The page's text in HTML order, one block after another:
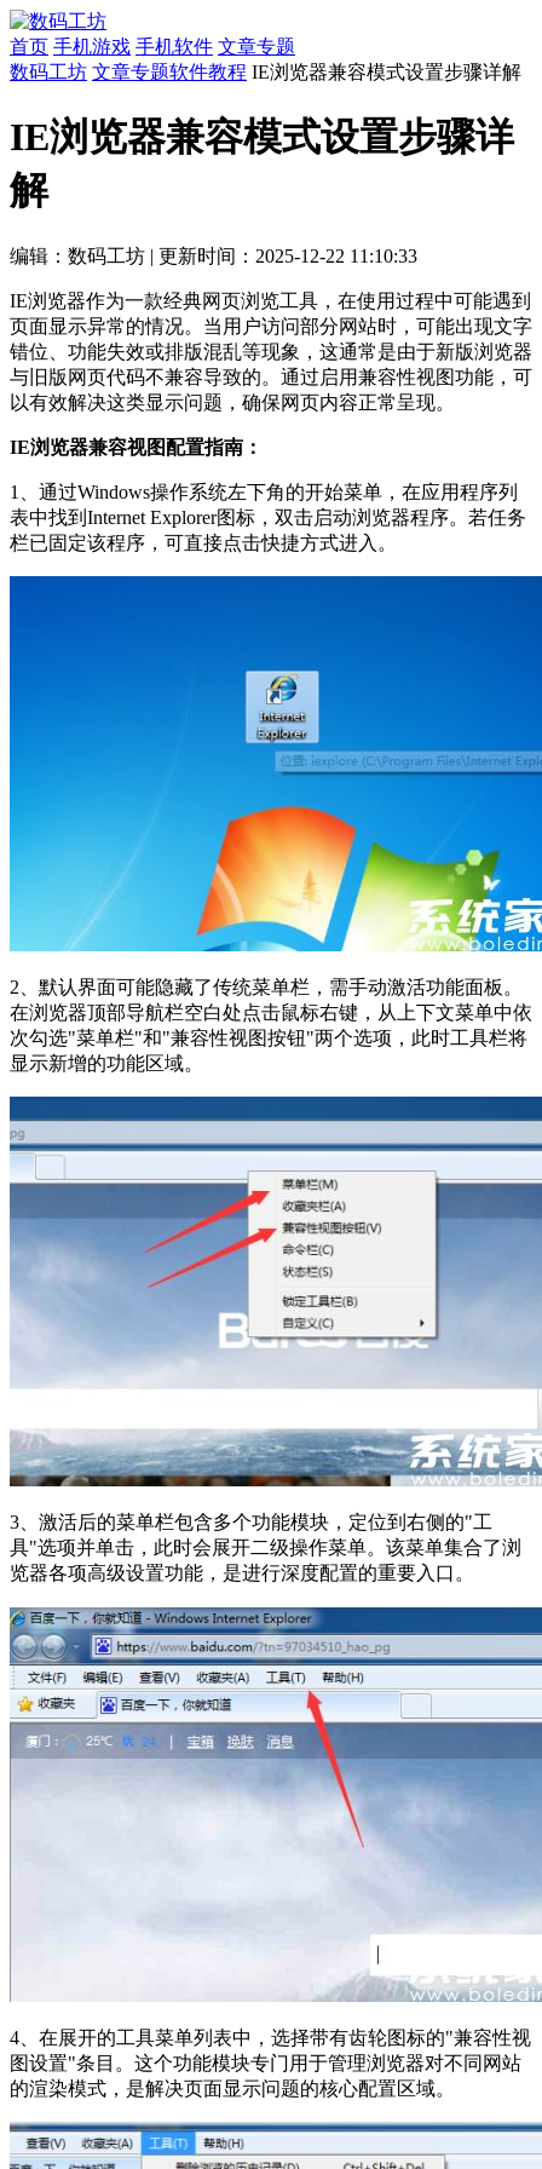
首页 手机游戏 手机软件 文章专题
数码工坊 文章专题软件教程 IE浏览器兼容模式设置步骤详解
IE浏览器兼容模式设置步骤详
解
编辑：数码工坊 | 更新时间：2025-12-22 11:10:33
IE浏览器作为一款经典网页浏览工具，在使用过程中可能遇到
页面显示异常的情况。当用户访问部分网站时，可能出现文字
错位、功能失效或排版混乱等现象，这通常是由于新版浏览器
与旧版网页代码不兼容导致的。通过启用兼容性视图功能，可
以有效解决这类显示问题，确保网页内容正常呈现。
IE浏览器兼容视图配置指南：
1、通过Windows操作系统左下角的开始菜单，在应用程序列
表中找到Internet Explorer图标，双击启动浏览器程序。若任务
栏已固定该程序，可直接点击快捷方式进入。
2、默认界面可能隐藏了传统菜单栏，需手动激活功能面板。
在浏览器顶部导航栏空白处点击鼠标右键，从上下文菜单中依
次勾选"菜单栏"和"兼容性视图按钮"两个选项，此时工具栏将
显示新增的功能区域。
3、激活后的菜单栏包含多个功能模块，定位到右侧的"工
具"选项并单击，此时会展开二级操作菜单。该菜单集合了浏
览器各项高级设置功能，是进行深度配置的重要入口。
4、在展开的工具菜单列表中，选择带有齿轮图标的"兼容性视
图设置"条目。这个功能模块专门用于管理浏览器对不同网站
的渲染模式，是解决页面显示问题的核心配置区域。